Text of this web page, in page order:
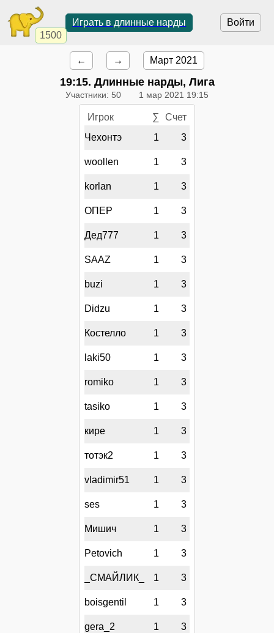
1500
Войти
Играть в длинные нарды
← → Март 2021
19:15. Длинные нарды, Лига
Участники: 50 1 мар 2021 19:15
Игрок ∑
Счет
Чехонтэ
1 3
woollen 1 3
korlan 1 3
ОПЕР 1 3
Дед777 1 3
SAAZ 1 3
buzi 1 3
Didzu 1 3
Костелло 1 3
laki50 1 3
romiko 1 3
tasiko 1 3
кире 1 3
тотэк2 1 3
vladimir51 1 3
ses 1 3
Мишич 1 3
Petovich 1 3
_СМАЙЛИК_ 1 3
boisgentil 1 3
gera_2 1 3